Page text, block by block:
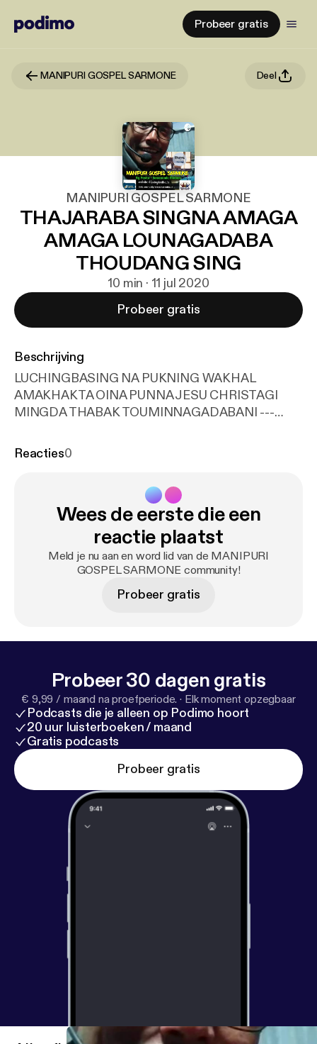
Probeer gratis
MANIPURI GOSPEL SARMONE Deel
MANIPURI GOSPEL SARMONE
THAJARABA SINGNA AMAGA
AMAGA LOUNAGADABA
THOUDANG SING
10 min · 11 jul 2020
Probeer gratis
Beschrijving
LUCHINGBASING NA PUKNING WAKHAL
AMAKHAKTA OINA PUNNA JESU CHRISTAGI
MINGDA THABAK TOUMINNAGADABANI ---
th.in/support
Reacties0
Wees de eerste die een
reactie plaatst
Meld je nu aan en word lid van de MANIPURI
GOSPEL SARMONE community!
Probeer gratis
Probeer 30 dagen gratis
€ 9,99 / maand na proefperiode. · Elk moment opzegbaar
Podcasts die je alleen op Podimo hoort
20 uur luisterboeken / maand
Gratis podcasts
Probeer gratis